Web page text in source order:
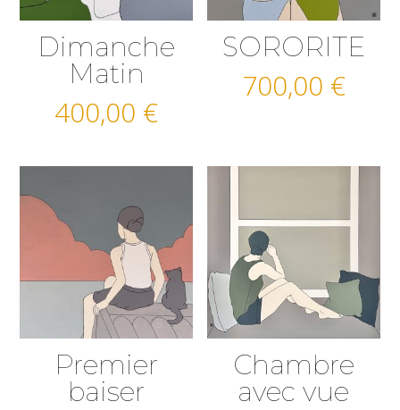
Dimanche
Matin
400,00 €
SORORITE
700,00 €
Premier
baiser
Chambre
avec vue